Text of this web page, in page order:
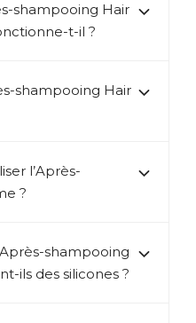
shampooing Hair
t-il ?
shampooing Hair
l’Après-
?
shampooing
ils des silicones ?